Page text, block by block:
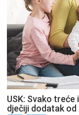
USK: Svako
dječiji dodatak od